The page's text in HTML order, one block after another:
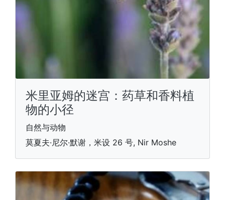
米里亚姆的迷宫：药草和香料植
物的小径
自然与动物
莫夏夫·尼尔·默谢，米设 26 号, Nir Moshe